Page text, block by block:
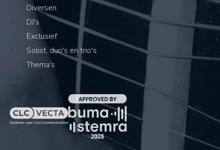
Diversen
DJ's
Exclusief
Solist, duo's en trio's
Thema's